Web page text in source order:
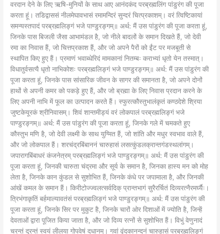
वरदान देने के लिए ऋषि-मुनियों के साथ आए आनंदकंद परब्रह्मलिंग पांडुरंग की पूजा
करता हूं। तडिद्वाससं नीलमेघावभासं रमामन्दिरं सुन्दरं चित्प्रकाशम्। वरं त्विष्टिकायां
समन्यस्तपादं परब्रह्मलिङ्गं भजे पाण्डुरङ्गम्॥ अर्थ: मैं उस पांडुरंग की पूजा करता हूं,
जिनके पास बिजली जैसा आभामंडल है, जो नीले बादलों के समान दिखते हैं, जो देवी
रमा का निवास हैं, जो चित्तप्रकाश हैं, और जो अपने पैरों को ईंट पर मजबूती से
स्थापित किए हुए हैं। प्रमाणं भवाब्धेरिदं मामकानां नितम्बः कराभ्यां धृतो येन तस्मात्।
विधातुर्वसत्यै धृतो नाभिकोशः परब्रह्मलिङ्गं भजे पाण्डुरङ्गम्॥ अर्थ: मैं उस पांडुरंग की
पूजा करता हूं, जिनके पास सांसारिक जीवन के सागर की समानता है, जो अपने दोनों
हाथों से अपनी कमर को पकड़े हुए हैं, और जो ब्रह्मा के लिए निवास प्रदान करने के
लिए अपनी नाभि में फूल का उत्पादन करते हैं। स्फुरत्कौस्तुभालंकृतं कण्ठदेशे श्रिया
जुष्टकेयूरकं श्रीनिवासम्। शिवं शान्तमीड्यं वरं लोकपालं परब्रह्मलिङ्गं भजे
पाण्डुरङ्गम्॥ अर्थ: मैं उस पांडुरंग की पूजा करता हूं, जिनके गले में चमकते हुए
कौस्तुभ मणि है, जो देवी लक्ष्मी के साथ युग्मित हैं, जो शांति और मधुर स्वभाव वाले हैं,
और जो लोकपाल हैं। शरचंद्रबिंबाननं चारुहासं लसत्कुंडलक्रान्तगंडस्थलांगम्।
जपारागबिंबाधरं कंजनेत्रम् परब्रह्मलिङ्गं भजे पाण्डुरङ्गम्॥ अर्थ: मैं उस पांडुरंग की
पूजा करता हूं, जिनकी चारुता चंद्रमा और सूर्य के समान है, जिनका हास्य मन को मोह
लेता है, जिनके कान कुंडल से सुशोभित हैं, जिनके कंधे पर जपामाला है, और जिनकी
आंखें कमल के समान हैं। किरीटोज्ज्वलत्सर्वदिक् प्रान्तभागं सुरैरर्चितं दिव्यरत्नैरमर्घ्यैः।
त्रिभंगाकृतिं बर्हमाल्यावतंसं परब्रह्मलिङ्गं भजे पाण्डुरङ्गम्॥ अर्थ: मैं उस पांडुरंग की
पूजा करता हूं, जिनके सिर पर मुकुट है, जिनके चारों ओर दिशाओं में ज्योति है, जिन्हें
देवताओं द्वारा पूजित किया जाता है, और जो दिव्य रत्नों से सुशोभित हैं। विभुं वेणुनादं
चरन्तं दुरन्तं स्वयं लीलया गोपवेषं दधानम्। गवां वृंदकानन्दनं चारुहासं परब्रह्मलिङ्गं